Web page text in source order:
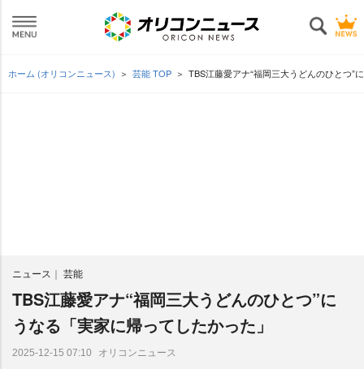
ホーム (オリコンニュース) 芸能 TOP TBS江藤愛アナ“福岡三大うどんのひとつ”
ニュース 芸能
TBS江藤愛アナ“福岡三大うどんのひとつ”に
うなる「実家に帰ってしたかった」
2025-12-15 07:10 オリコンニュース